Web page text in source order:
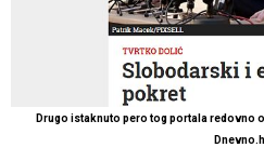
Drugo istaknuto pero tog portala redovno